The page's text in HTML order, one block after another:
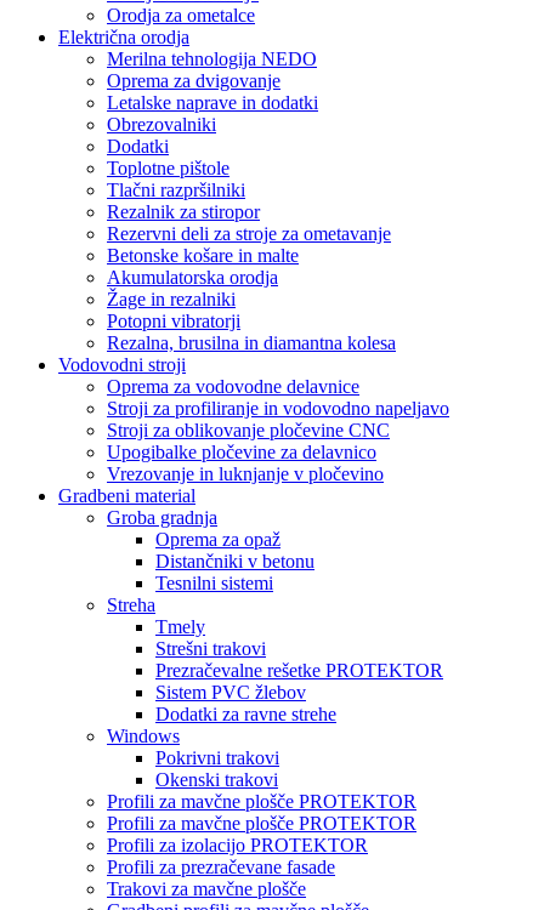
Orodja za ometalce
Električna orodja
Merilna tehnologija NEDO
Oprema za dvigovanje
Letalske naprave in dodatki
Obrezovalniki
Dodatki
Toplotne pištole
Tlačni razpršilniki
Rezalnik za stiropor
Rezervni deli za stroje za ometavanje
Betonske košare in malte
Akumulatorska orodja
Žage in rezalniki
Potopni vibratorji
Rezalna, brusilna in diamantna kolesa
Vodovodni stroji
Oprema za vodovodne delavnice
Stroji za profiliranje in vodovodno napeljavo
Stroji za oblikovanje pločevine CNC
Upogibalke pločevine za delavnico
Vrezovanje in luknjanje v pločevino
Gradbeni material
Groba gradnja
Oprema za opaž
Distančniki v betonu
Tesnilni sistemi
Streha
Tmely
Strešni trakovi
Prezračevalne rešetke PROTEKTOR
Sistem PVC žlebov
Dodatki za ravne strehe
Windows
Pokrivni trakovi
Okenski trakovi
Profili za mavčne plošče PROTEKTOR
Profili za mavčne plošče PROTEKTOR
Profili za izolacijo PROTEKTOR
Profili za prezračevane fasade
Trakovi za mavčne plošče